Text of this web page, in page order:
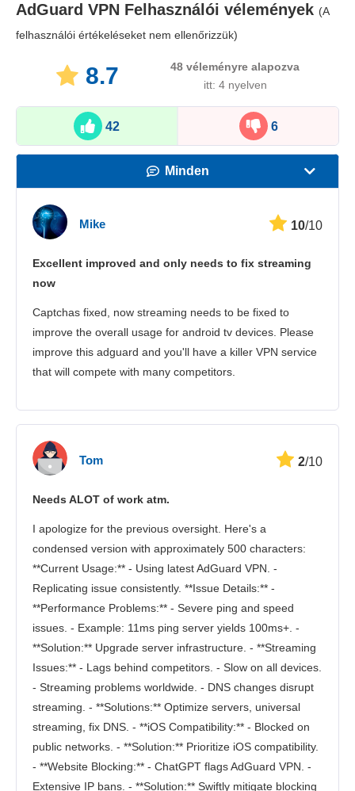
AdGuard VPN Felhasználói vélemények (A
felhasználói értékeléseket nem ellenőrizzük)
8.7 48 véleményre alapozva
itt: 4 nyelven
42 6
Minden
Biztonság
Ügyfélszolgálat
Mike 10/10
Excellent improved and only needs to fix streaming
now
Captchas fixed, now streaming needs to be fixed to
improve the overall usage for android tv devices. Please
improve this adguard and you'll have a killer VPN service
that will compete with many competitors.
Tom 2/10
Needs ALOT of work atm.
I apologize for the previous oversight. Here's a
condensed version with approximately 500 characters:
**Current Usage:** - Using latest AdGuard VPN. -
Replicating issue consistently. **Issue Details:** -
**Performance Problems:** - Severe ping and speed
issues. - Example: 11ms ping server yields 100ms+. -
**Solution:** Upgrade server infrastructure. - **Streaming
Issues:** - Lags behind competitors. - Slow on all devices.
- Streaming problems worldwide. - DNS changes disrupt
streaming. - **Solutions:** Optimize servers, universal
streaming, fix DNS. - **iOS Compatibility:** - Blocked on
public networks. - **Solution:** Prioritize iOS compatibility.
- **Website Blocking:** - ChatGPT flags AdGuard VPN. -
Extensive IP bans. - **Solution:** Swiftly mitigate blocking